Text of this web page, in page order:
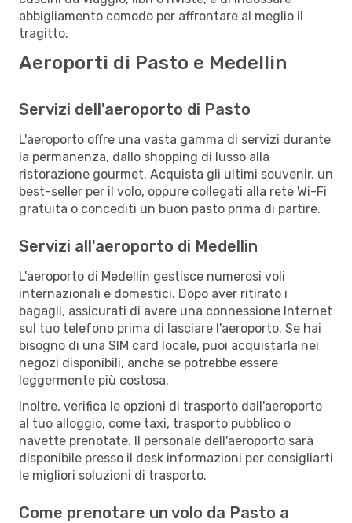
abbigliamento comodo per affrontare al meglio il
tragitto.
Aeroporti di Pasto e Medellin
Servizi dell'aeroporto di Pasto
L'aeroporto offre una vasta gamma di servizi durante
la permanenza, dallo shopping di lusso alla
ristorazione gourmet. Acquista gli ultimi souvenir, un
best-seller per il volo, oppure collegati alla rete Wi-Fi
gratuita o concediti un buon pasto prima di partire.
Servizi all'aeroporto di Medellin
L'aeroporto di Medellin gestisce numerosi voli
internazionali e domestici. Dopo aver ritirato i
bagagli, assicurati di avere una connessione Internet
sul tuo telefono prima di lasciare l'aeroporto. Se hai
bisogno di una SIM card locale, puoi acquistarla nei
negozi disponibili, anche se potrebbe essere
leggermente più costosa.
Inoltre, verifica le opzioni di trasporto dall'aeroporto
al tuo alloggio, come taxi, trasporto pubblico o
navette prenotate. Il personale dell'aeroporto sarà
disponibile presso il desk informazioni per consigliarti
le migliori soluzioni di trasporto.
Come prenotare un volo da Pasto a